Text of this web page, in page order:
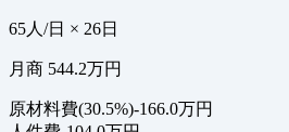
65人/日 × 26日
月商 544.2万円
原材料費(30.5%)-166.0万円